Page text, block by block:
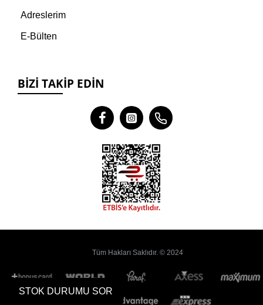
STOK DURUMU SOR
Adreslerim
E-Bülten
BIZI TAKIP EDIN
Tüm Hakları Saklıdır. © 2024